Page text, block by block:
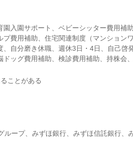
入園サポート、ベビーシッター費用補助
費用補助、住宅関連制度（マンション
自分磨き休職、週休3日・4日、自己啓
ッグ費用補助、検診費用補助、持株会
ことがある
ープ、みずほ銀行、みずほ信託銀行、